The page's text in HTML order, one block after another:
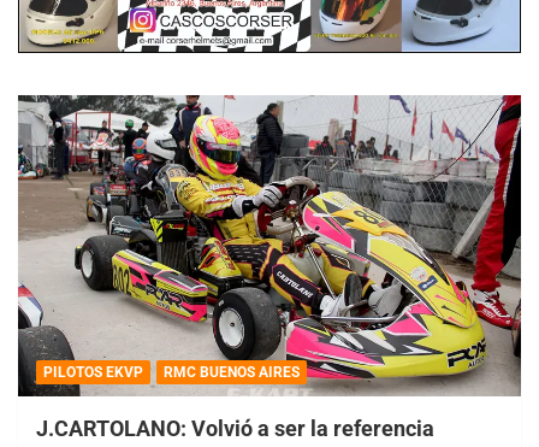
PILOTOS EKVP RMC BUENOS AIRES
J.CARTOLANO: Volvió a ser la referencia